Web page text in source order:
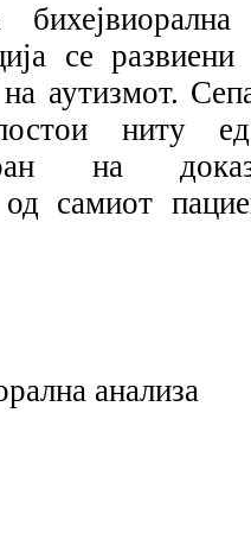
се развиени
аутизмот.
ниту
на
самиот
анализа